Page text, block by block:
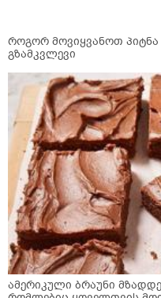
როგორ მოვიყვანოთ
გზამკვლევი
ამერიკული ბრაუნი